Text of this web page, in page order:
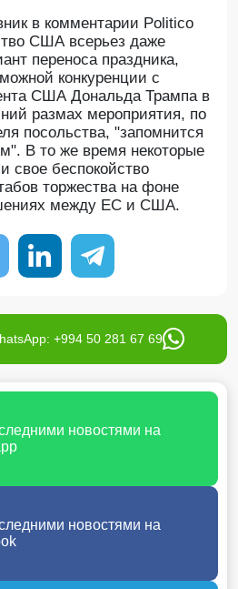
в комментарии Politico
США всерьез даже
переноса праздника,
конкуренции с
США Дональда Трампа в
размах мероприятия, по
посольства, "запомнится
В то же время некоторые
свое беспокойство
торжества на фоне
между ЕС и США.
+994 50 281 67 69
новостями на
новостями на